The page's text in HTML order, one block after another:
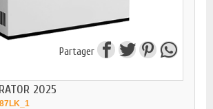
Partager
2025